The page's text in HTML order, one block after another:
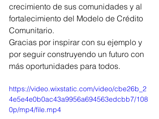
crecimiento de sus comunidades y al
fortalecimiento del Modelo de Crédito
Comunitario.
Gracias por inspirar con su ejemplo y
por seguir construyendo un futuro con
más oportunidades para todos.
https://video.wixstatic.com/video/cbe26b_2
4e5e4e0b0ac43a9956a694563edcbb7/108
0p/mp4/file.mp4